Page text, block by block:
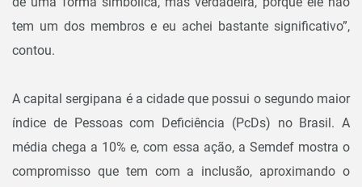
tem um dos membros e eu achei bastante significativo”,
contou.
A capital sergipana é a cidade que possui o segundo maior
índice de Pessoas com Deficiência (PcDs) no Brasil. A
média chega a 10% e, com essa ação, a Semdef mostra o
compromisso que tem com a inclusão, aproximando o